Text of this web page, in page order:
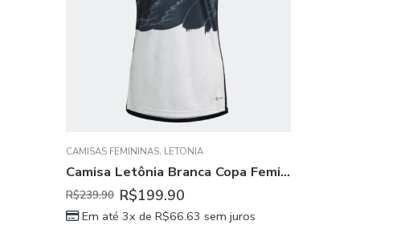
CAMISAS FEMININAS, LETÔNIA
Camisa Letônia Branca Copa Feminina 2023/24
R$239.90 R$199.90
Em até 3x de R$66.63 sem juros